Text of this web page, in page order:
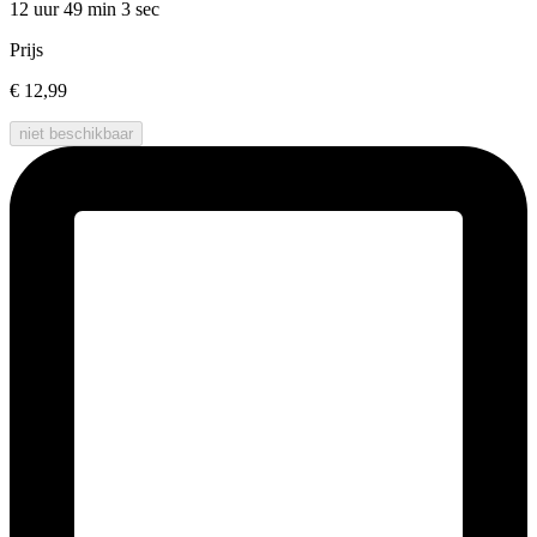
12 uur 49 min 3 sec
Prijs
€ 12,99
niet beschikbaar